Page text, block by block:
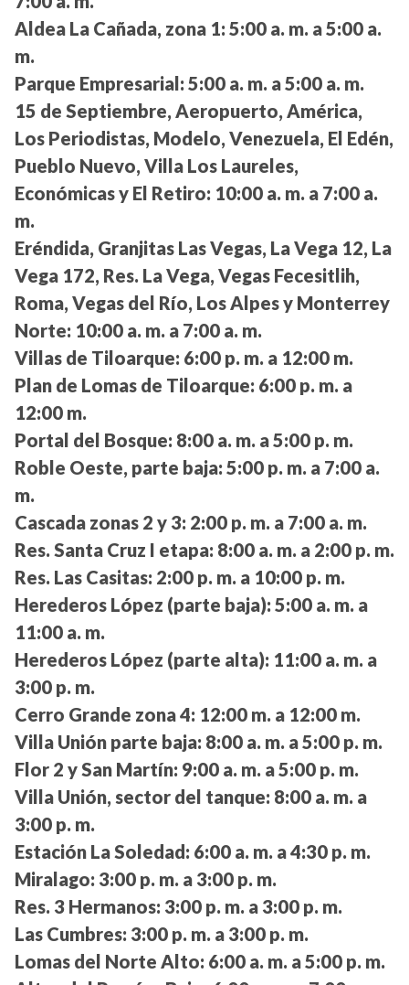
Aldea La Cañada, zona 1: 5:00 a. m. a 5:00 a.
m.
Parque Empresarial: 5:00 a. m. a 5:00 a. m.
15 de Septiembre, Aeropuerto, América,
Los Periodistas, Modelo, Venezuela, El Edén,
Pueblo Nuevo, Villa Los Laureles,
Económicas y El Retiro: 10:00 a. m. a 7:00 a.
m.
Eréndida, Granjitas Las Vegas, La Vega 12, La
Vega 172, Res. La Vega, Vegas Fecesitlih,
Roma, Vegas del Río, Los Alpes y Monterrey
Norte: 10:00 a. m. a 7:00 a. m.
Villas de Tiloarque: 6:00 p. m. a 12:00 m.
Plan de Lomas de Tiloarque: 6:00 p. m. a
12:00 m.
Portal del Bosque: 8:00 a. m. a 5:00 p. m.
Roble Oeste, parte baja: 5:00 p. m. a 7:00 a.
m.
Cascada zonas 2 y 3: 2:00 p. m. a 7:00 a. m.
Res. Santa Cruz I etapa: 8:00 a. m. a 2:00 p. m.
Res. Las Casitas: 2:00 p. m. a 10:00 p. m.
Herederos López (parte baja): 5:00 a. m. a
11:00 a. m.
Herederos López (parte alta): 11:00 a. m. a
3:00 p. m.
Cerro Grande zona 4: 12:00 m. a 12:00 m.
Villa Unión parte baja: 8:00 a. m. a 5:00 p. m.
Flor 2 y San Martín: 9:00 a. m. a 5:00 p. m.
Villa Unión, sector del tanque: 8:00 a. m. a
3:00 p. m.
Estación La Soledad: 6:00 a. m. a 4:30 p. m.
Miralago: 3:00 p. m. a 3:00 p. m.
Res. 3 Hermanos: 3:00 p. m. a 3:00 p. m.
Las Cumbres: 3:00 p. m. a 3:00 p. m.
Lomas del Norte Alto: 6:00 a. m. a 5:00 p. m.